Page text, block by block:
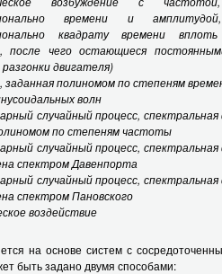
времени и
квадрату времени
после чего остающиеся
двигателя)
заданная полиномом по степеням
волн
случайный процесс,
по степеням частоты
случайный процесс,
спектром Давенпорта
случайный процесс,
спектром Пановского
воздействие
на основе систем с
быть задано двумя способами: